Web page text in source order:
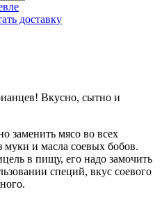
доставку
Вкусно, сытно и
заменить мясо во всех
муки и масла соевых бобов.
в пищу, его надо замочить
специй, вкус соевого